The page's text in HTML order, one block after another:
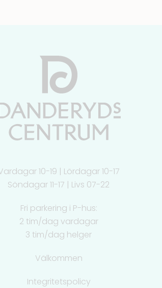
10-19 | Lördagar 10-17
Söndagar 11-17 | Livs 07-22
Fri parkering i P-hus:
2 tim/dag vardagar
3 tim/dag helger
Välkommen
Integritetspolicy